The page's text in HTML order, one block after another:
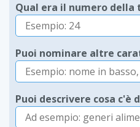
Qual era il numero della
Puoi nominare altre
Puoi descrivere cosa c'è